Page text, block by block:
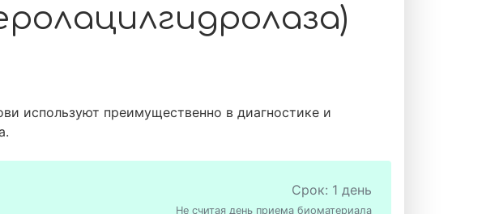
используют преимущественно в диагностике и
Срок: 1 день
Не считая день приема биоматериала